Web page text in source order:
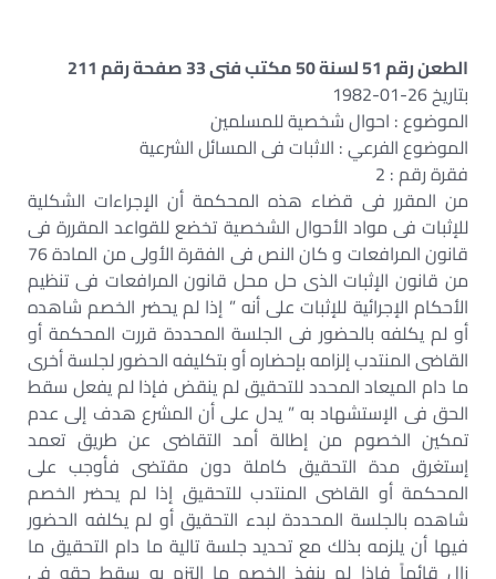
الطعن رقم 51 لسنة 50 مكتب فنى 33 صفحة رقم 211
بتاريخ 26-01-1982
الموضوع : احوال شخصية للمسلمين
الموضوع الفرعي : الاثبات فى المسائل الشرعية
فقرة رقم : 2
من المقرر فى قضاء هذه المحكمة أن الإجراءات الشكلية
للإثبات فى مواد الأحوال الشخصية تخضع للقواعد المقررة فى
قانون المرافعات و كان النص فى الفقرة الأولى من المادة 76
من قانون الإثبات الذى حل محل قانون المرافعات فى تنظيم
الأحكام الإجرائية للإثبات على أنه ” إذا لم يحضر الخصم شاهده
أو لم يكلفه بالحضور فى الجلسة المحددة قررت المحكمة أو
القاضى المنتدب إلزامه بإحضاره أو بتكليفه الحضور لجلسة أخرى
ما دام الميعاد المحدد للتحقيق لم ينقض فإذا لم يفعل سقط
الحق فى الإستشهاد به ” يدل على أن المشرع هدف إلى عدم
تمكين الخصوم من إطالة أمد التقاضى عن طريق تعمد
إستغرق مدة التحقيق كاملة دون مقتضى فأوجب على
المحكمة أو القاضى المنتدب للتحقيق إذا لم يحضر الخصم
شاهده بالجلسة المحددة لبدء التحقيق أو لم يكلفه الحضور
فيها أن يلزمه بذلك مع تحديد جلسة تالية ما دام التحقيق ما
زال قائماً فإذا لم ينفذ الخصم ما إلتزم به سقط حقه فى